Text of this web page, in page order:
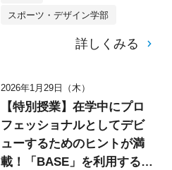
スポーツ・デザイン学部
詳しくみる
2026年1月29日（木）
【特別授業】在学中にプロ
フェッショナルとしてデビ
ューするためのヒントが満
載！「BASE」を利用するク